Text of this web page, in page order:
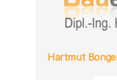
Hartmut